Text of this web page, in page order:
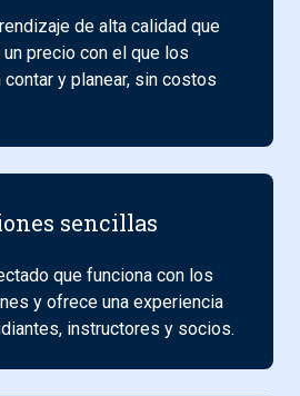
de alta calidad que
precio con el que los
y planear, sin costos
sencillas
que funciona con los
y ofrece una experiencia
instructores y socios.